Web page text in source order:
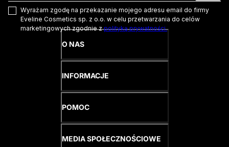
Wyrażam zgodę na przekazanie mojego adresu email do firmy
Eveline Cosmetics sp. z o.o. w celu przetwarzania do celów
marketingowych zgodnie zpolityką prywatności.
O NAS
INFORMACJE
POMOC
MEDIA SPOŁECZNOŚCIOWE